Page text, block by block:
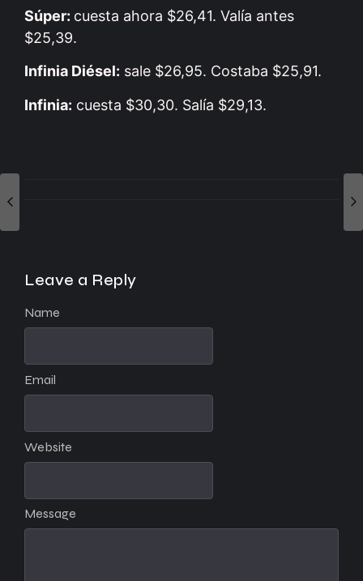
Súper: cuesta ahora $26,41. Valía antes
$25,39.
Infinia Diésel: sale $26,95. Costaba $25,91.
Infinia: cuesta $30,30. Salía $29,13.
Leave a Reply
Message
Name
Email
Website